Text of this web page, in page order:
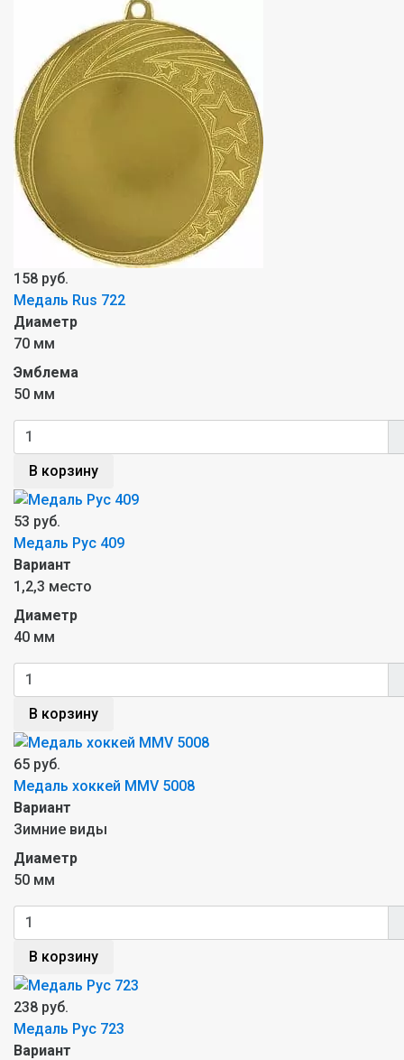
158 руб.
Медаль Rus 722
Диаметр
70 мм
Эмблема
50 мм
В корзину
53 руб.
Медаль Рус 409
Вариант
1,2,3 место
Диаметр
40 мм
В корзину
65 руб.
Медаль хоккей MMV 5008
Вариант
Зимние виды
Диаметр
50 мм
В корзину
238 руб.
Mедаль Рус 723
Вариант